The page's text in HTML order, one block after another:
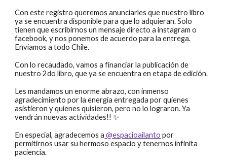
Con este registro queremos anunciarles que nuestro libro
ya se encuentra disponible para que lo adquieran. Solo
tienen que escribirnos un mensaje directo a instagram o
facebook, y nos ponemos de acuerdo para la entrega.
Enviamos a todo Chile.
Con lo recaudado, vamos a financiar la publicación de
nuestro 2do libro, que ya se encuentra en etapa de edición.
Les mandamos un enorme abrazo, con inmenso
agradecimiento por la energía entregada por quienes
asistieron y quienes quisieron, pero no lo lograron. Ya
vendrán nuevas actividades!! ✨
En especial, agradecemos a @espacioailanto por
permitirnos usar su hermoso espacio y tenernos infinita
paciencia.